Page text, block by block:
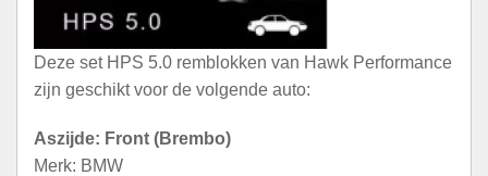
Deze set HPS 5.0 remblokken van Hawk Performance
zijn geschikt voor de volgende auto:
Aszijde: Front (Brembo)
Merk: BMW